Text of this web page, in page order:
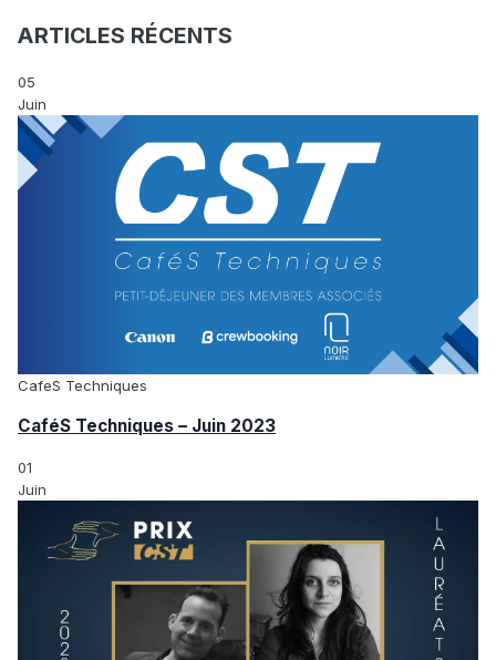
ARTICLES RÉCENTS
05
Juin
CafeS Techniques
CaféS Techniques – Juin 2023
01
Juin